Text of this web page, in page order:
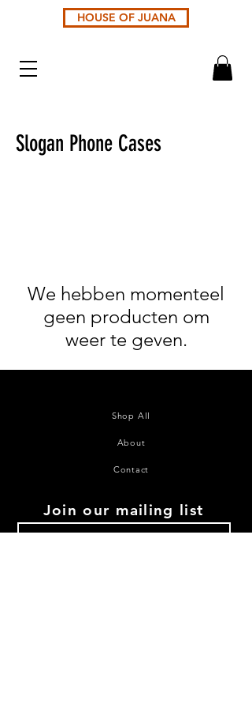
HOUSE OF JUANA
Slogan Phone Cases
We hebben momenteel
geen producten om
weer te geven.
Shop All
About
Contact
Join our mailing list